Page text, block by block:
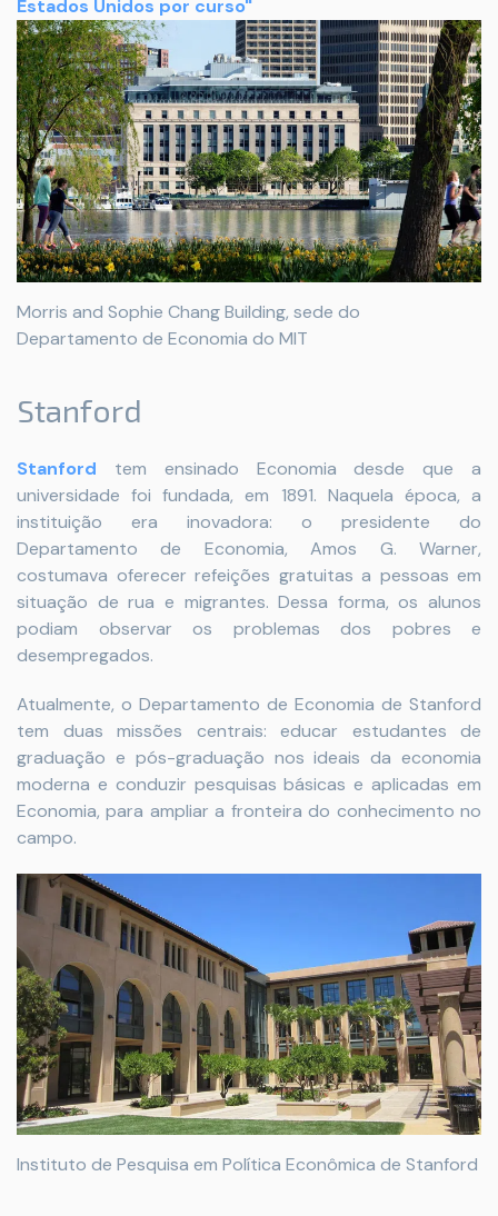
Estados Unidos por curso"
Morris and Sophie Chang Building, sede do
Departamento de Economia do MIT
Stanford
Stanford tem ensinado Economia desde que a
universidade foi fundada, em 1891. Naquela época, a
instituição era inovadora: o presidente do
Departamento de Economia, Amos G. Warner,
costumava oferecer refeições gratuitas a pessoas em
situação de rua e migrantes. Dessa forma, os alunos
podiam observar os problemas dos pobres e
desempregados.
Atualmente, o Departamento de Economia de Stanford
tem duas missões centrais: educar estudantes de
graduação e pós-graduação nos ideais da economia
moderna e conduzir pesquisas básicas e aplicadas em
Economia, para ampliar a fronteira do conhecimento no
campo.
Instituto de Pesquisa em Política Econômica de Stanford